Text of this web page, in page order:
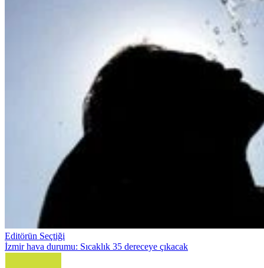
Editörün Seçtiği
İzmir hava durumu: Sıcaklık 35 dereceye çıkacak